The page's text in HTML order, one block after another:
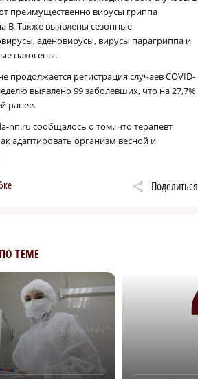
преимущественно вирусы гриппа
B. Также выявлены сезонные
аденовирусы, вирусы парагриппа и
патогены.
продолжается регистрация случаев COVID-
выявлено 99 заболевших, что на 27,7%
ранее.
nn.ru сообщалось о том, что терапевт
адаптировать организм весной и
Поделиться
ТЕМЕ